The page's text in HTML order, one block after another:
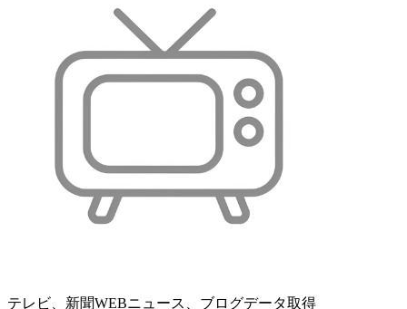
テレビ、新聞WEBニュース、ブログデータ取得